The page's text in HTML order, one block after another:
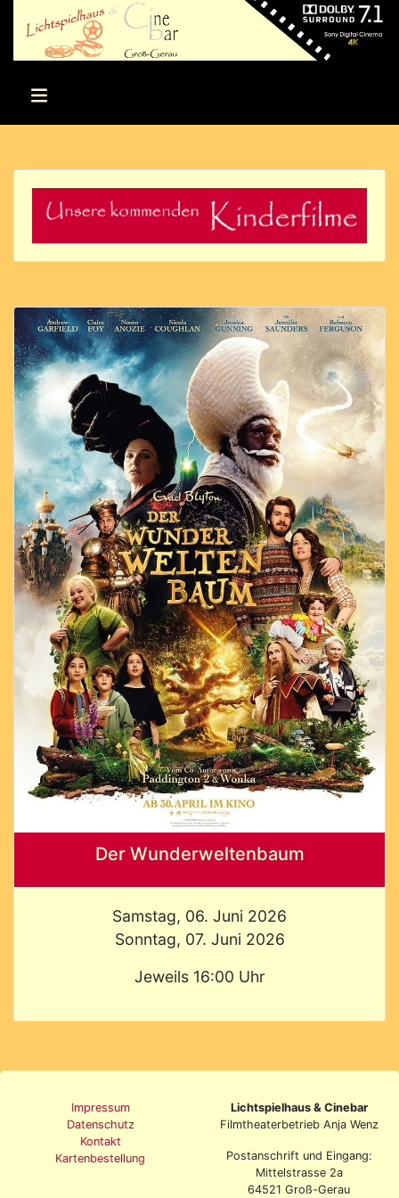
Der Wunderweltenbaum
Samstag, 06. Juni 2026
Sonntag, 07. Juni 2026
Jeweils 16:00 Uhr
Impressum
Datenschutz
Kontakt
Kartenbestellung
Lichtspielhaus & Cinebar
Filmtheaterbetrieb Anja Wenz
Postanschrift und Eingang:
Mittelstrasse 2a
64521 Groß-Gerau